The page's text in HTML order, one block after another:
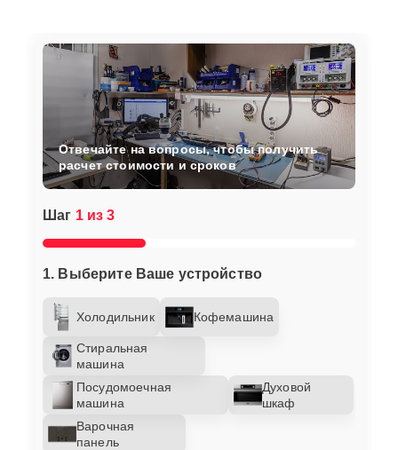
Шаг 1 из 3
1. Выберите Ваше устройство
Холодильник Кофемашина
Стиральная
машина
Посудомоечная
машина
Духовой
шкаф
Варочная
панель
Отвечайте на вопросы, чтобы получить
расчет стоимости и сроков